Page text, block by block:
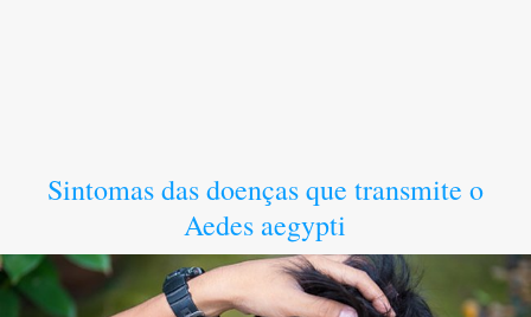
Sintomas das doenças que transmite o
Aedes aegypti